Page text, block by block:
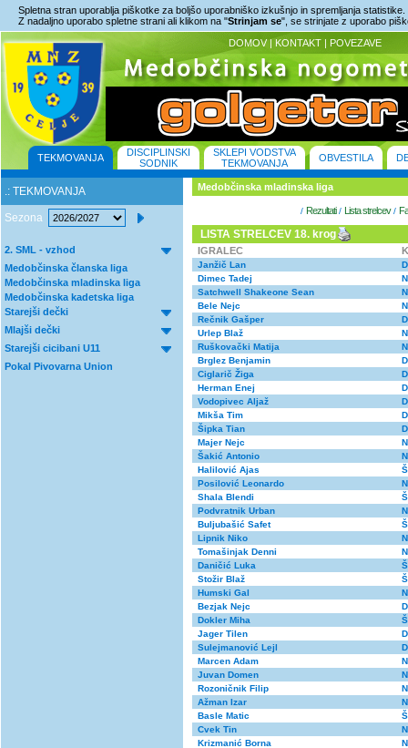
Spletna stran uporablja piškotke za boljšo uporabniško izkušnjo in spremljanja statistike.
Z nadaljno uporabo spletne strani ali klikom na "Strinjam se", se strinjate z uporabo
DOMOV | KONTAKT | POVEZAVE
TEKMOVANJA
DISCIPLINSKI
SODNIK
SKLEPI VODSTVA
TEKMOVANJA
OBVESTILA
.: TEKMOVANJA
Sezona
2. SML - vzhod
Medobčinska članska liga
Medobčinska mladinska liga
Medobčinska kadetska liga
Starejši dečki
Mlajši dečki
Starejši cicibani U11
Pokal Pivovarna Union
Medobčinska mladinska liga
/ Rezultati/ Lista strelcev/
LISTA STRELCEV 18. krog
IGRALEC
Janžič Lan
Dimec Tadej
Satchwell Shakeone Sean
Bele Nejc
Rečnik Gašper
Urlep Blaž
Ruškovački Matija
Brglez Benjamin
Ciglarič Žiga
Herman Enej
Vodopivec Aljaž
Mikša Tim
Šipka Tian
Majer Nejc
Šakić Antonio
Halilović Ajas
Posilović Leonardo
Shala Blendi
Podvratnik Urban
Buljubašić Safet
Lipnik Niko
Tomašinjak Denni
Daničić Luka
Stožir Blaž
Humski Gal
Bezjak Nejc
Dokler Miha
Jager Tilen
Sulejmanović Lejl
Marcen Adam
Juvan Domen
Rozoničnik Filip
Ažman Izar
Basle Matic
Cvek Tin
Krizmanić Borna